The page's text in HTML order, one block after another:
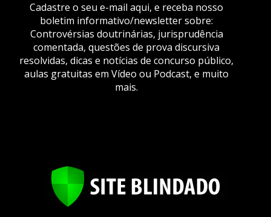
Cadastre o seu e-mail aqui, e receba nosso
boletim informativo/newsletter sobre:
Controvérsias doutrinárias, jurisprudência
comentada, questões de prova discursiva
resolvidas, dicas e notícias de concurso público,
aulas gratuitas em Vídeo ou Podcast, e muito
mais.